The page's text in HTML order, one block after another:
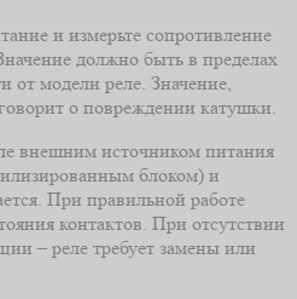
и измерьте сопротивление
должно быть в пределах
от модели реле. Значение,
о повреждении катушки.
внешним источником питания
блоком) и
При правильной работе
контактов. При отсутствии
– реле требует замены или